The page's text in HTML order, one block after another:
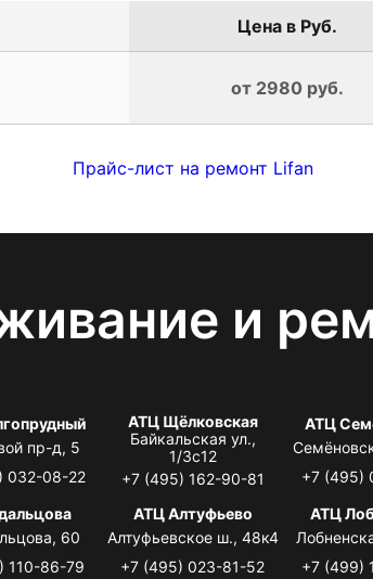
Цена в Руб.
от 2980 руб.
Прайс-лист на ремонт Lifan
и
пр-д, 5
032-08-22
АТЦ Щёлковская
Байкальская ул.,
1/3с12
+7 (495) 162-90-81
АТЦ
+7 (495)
60
110-86-79
АТЦ Алтуфьево
Алтуфьевское ш., 48к4
+7 (495) 023-81-52
АТЦ
+7 (499)